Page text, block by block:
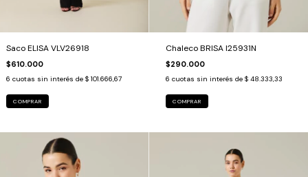
Saco ELISA VLV26918
$610.000
6 cuotas sin interés de $ 101.666,67
COMPRAR
Chaleco BRISA I25931N
$290.000
6 cuotas sin interés de $ 48.333,33
COMPRAR